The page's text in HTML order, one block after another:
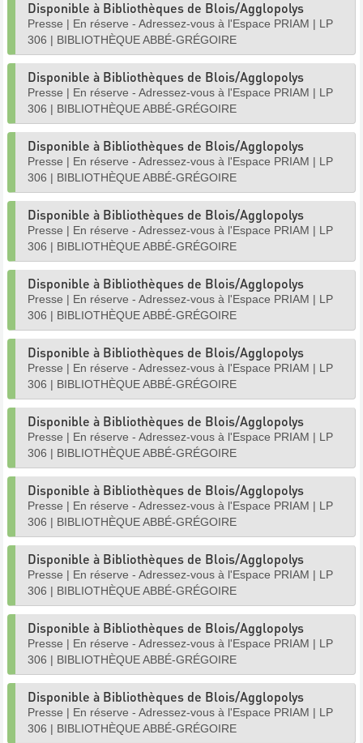
Disponible à Bibliothèques de Blois/Agglopolys
Presse | En réserve - Adressez-vous à l'Espace PRIAM | LP
306 | BIBLIOTHÈQUE ABBÉ-GRÉGOIRE
Disponible à Bibliothèques de Blois/Agglopolys
Presse | En réserve - Adressez-vous à l'Espace PRIAM | LP
306 | BIBLIOTHÈQUE ABBÉ-GRÉGOIRE
Disponible à Bibliothèques de Blois/Agglopolys
Presse | En réserve - Adressez-vous à l'Espace PRIAM | LP
306 | BIBLIOTHÈQUE ABBÉ-GRÉGOIRE
Disponible à Bibliothèques de Blois/Agglopolys
Presse | En réserve - Adressez-vous à l'Espace PRIAM | LP
306 | BIBLIOTHÈQUE ABBÉ-GRÉGOIRE
Disponible à Bibliothèques de Blois/Agglopolys
Presse | En réserve - Adressez-vous à l'Espace PRIAM | LP
306 | BIBLIOTHÈQUE ABBÉ-GRÉGOIRE
Disponible à Bibliothèques de Blois/Agglopolys
Presse | En réserve - Adressez-vous à l'Espace PRIAM | LP
306 | BIBLIOTHÈQUE ABBÉ-GRÉGOIRE
Disponible à Bibliothèques de Blois/Agglopolys
Presse | En réserve - Adressez-vous à l'Espace PRIAM | LP
306 | BIBLIOTHÈQUE ABBÉ-GRÉGOIRE
Disponible à Bibliothèques de Blois/Agglopolys
Presse | En réserve - Adressez-vous à l'Espace PRIAM | LP
306 | BIBLIOTHÈQUE ABBÉ-GRÉGOIRE
Disponible à Bibliothèques de Blois/Agglopolys
Presse | En réserve - Adressez-vous à l'Espace PRIAM | LP
306 | BIBLIOTHÈQUE ABBÉ-GRÉGOIRE
Disponible à Bibliothèques de Blois/Agglopolys
Presse | En réserve - Adressez-vous à l'Espace PRIAM | LP
306 | BIBLIOTHÈQUE ABBÉ-GRÉGOIRE
Disponible à Bibliothèques de Blois/Agglopolys
Presse | En réserve - Adressez-vous à l'Espace PRIAM | LP
306 | BIBLIOTHÈQUE ABBÉ-GRÉGOIRE